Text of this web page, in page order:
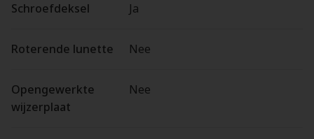
Schroefdeksel Ja
Roterende lunette Nee
Opengewerkte
wijzerplaat
Nee